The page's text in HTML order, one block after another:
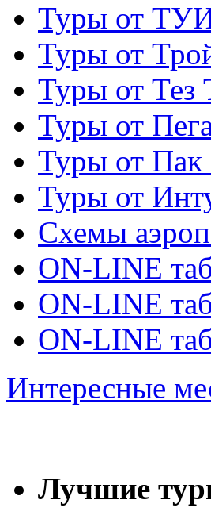
Туры от
Туры от
Туры от Тез
Туры от
Туры от Пак
Туры от
Схемы
ON-LINE
ON-LINE
ON-LINE
Интересные
Лучшие